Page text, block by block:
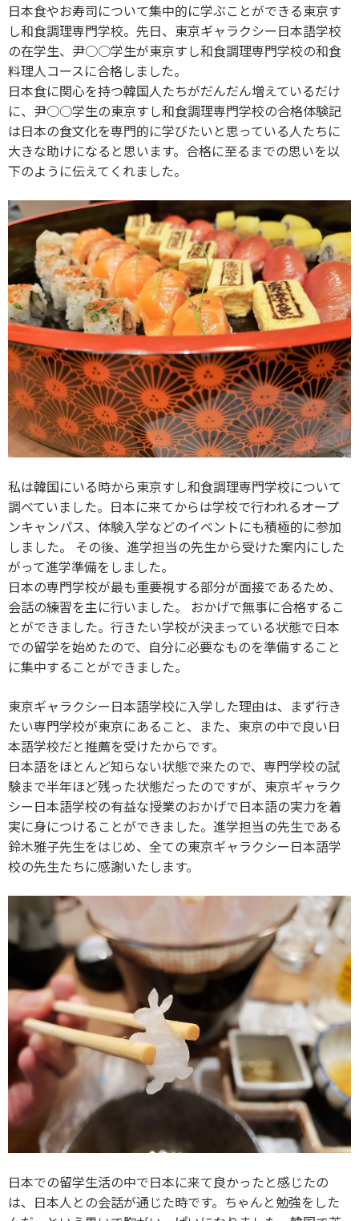
日本食やお寿司について集中的に学ぶことができる東京す
し和食調理専門学校。先日、東京ギャラクシー日本語学校
の在学生、尹○○学生が東京すし和食調理専門学校の和食
料理人コースに合格しました。
日本食に関心を持つ韓国人たちがだんだん増えているだけ
に、尹○○学生の東京すし和食調理専門学校の合格体験記
は日本の食文化を専門的に学びたいと思っている人たちに
大きな助けになると思います。合格に至るまでの思いを以
下のように伝えてくれました。
私は韓国にいる時から東京すし和食調理専門学校について
調べていました。日本に来てからは学校で行われるオープ
ンキャンパス、体験入学などのイベントにも積極的に参加
しました。 その後、進学担当の先生から受けた案内にした
がって進学準備をしました。
日本の専門学校が最も重要視する部分が面接であるため、
会話の練習を主に行いました。 おかげで無事に合格するこ
とができました。行きたい学校が決まっている状態で日本
での留学を始めたので、自分に必要なものを準備すること
に集中することができました。
東京ギャラクシー日本語学校に入学した理由は、まず行き
たい専門学校が東京にあること、また、東京の中で良い日
本語学校だと推薦を受けたからです。
日本語をほとんど知らない状態で来たので、専門学校の試
験まで半年ほど残った状態だったのですが、東京ギャラク
シー日本語学校の有益な授業のおかげで日本語の実力を着
実に身につけることができました。進学担当の先生である
鈴木雅子先生をはじめ、全ての東京ギャラクシー日本語学
校の先生たちに感謝いたします。
日本での留学生活の中で日本に来て良かったと感じたの
は、日本人との会話が通じた時です。ちゃんと勉強をした